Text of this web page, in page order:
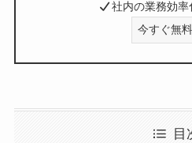
社内の業務効
今すぐ無
目